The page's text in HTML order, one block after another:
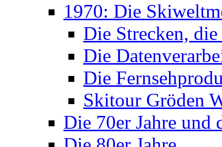
1970: Die
Die Strecken,
Die
Die
Skitour Gröden
Die 70er Jahre und